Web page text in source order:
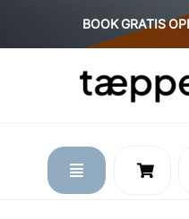
content
BOOK GRATIS